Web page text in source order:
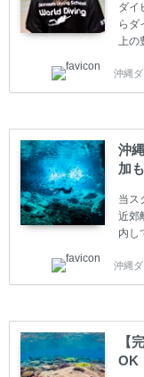
ダイ
らダ
上の
講す
スク
は年
ック
ャン
迎 /
沖縄
沖
加
当ス
近郊
内し
の方
グコ
イセ
ー
沖縄
沖縄
【
OK